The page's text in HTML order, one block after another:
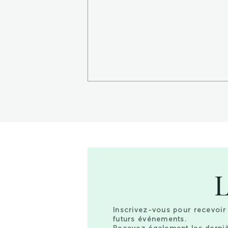
Inscrivez-vous pour recevoir
futurs événements.